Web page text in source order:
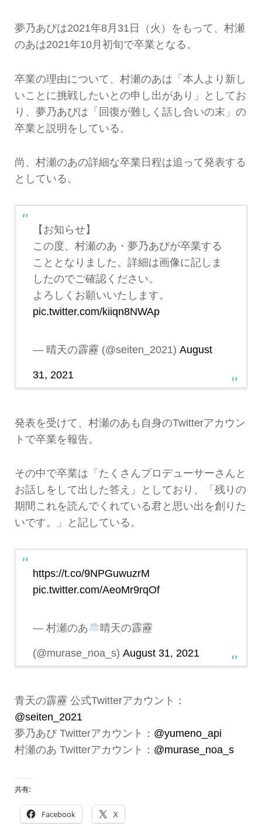
夢乃あぴは2021年8月31日（火）をもって、村瀬
のあは2021年10月初旬で卒業となる。
卒業の理由について、村瀬のあは「本人より新し
いことに挑戦したいとの申し出があり」としてお
り、夢乃あぴは「回復が難しく話し合いの末」の
卒業と説明をしている。
尚、村瀬のあの詳細な卒業日程は追って発表する
としている。
【お知らせ】
この度、村瀬のあ・夢乃あぴが卒業する
こととなりました。詳細は画像に記しま
したのでご確認ください。
よろしくお願いいたします。
pic.twitter.com/kiiqn8NWAp
— 晴天の霹靂 (@seiten_2021) August
31, 2021
発表を受けて、村瀬のあも自身のTwitterアカウン
トで卒業を報告。
その中で卒業は「たくさんプロデューサーさんと
お話しをして出した答え」としており、「残りの
期間これを読んでくれている君と思い出を創りた
いです。」と記している。
https://t.co/9NPGuwuzrM
pic.twitter.com/AeoMr9rqOf
— 村瀬のあ 晴天の霹靂
(@murase_noa_s) August 31, 2021
青天の霹靂 公式Twitterアカウント：
@seiten_2021
夢乃あぴ Twitterアカウント： @yumeno_api
村瀬のあ Twitterアカウント： @murase_noa_s
共有:
Facebook X